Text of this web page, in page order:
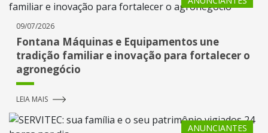
09/07/2026
Fontana Máquinas e Equipamentos une
tradição familiar e inovação para fortalecer o
agronegócio
LEIA MAIS
ANUNCIANTES